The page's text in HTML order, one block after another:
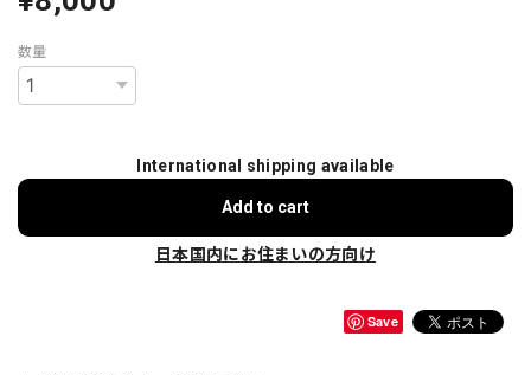
数量
International shipping available
Add to cart
日本国内にお住まいの方向け
Save